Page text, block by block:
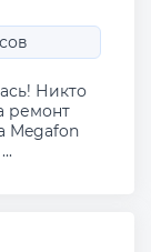
Никто
ремонт
Megafon